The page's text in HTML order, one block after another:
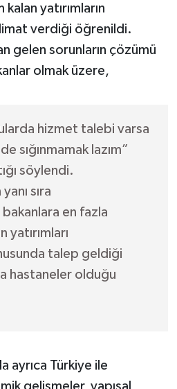
yatırımların
verdiği öğrenildi.
gelen sorunların çözümü
olmak üzere,
hizmet talebi varsa
sığınmamak lazım”
söylendi.
sıra
en fazla
yatırımları
talep geldiği
hastaneler olduğu
ayrıca Türkiye ile
gelişmeler, yapısal